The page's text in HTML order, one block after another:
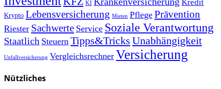
KI Kredit
Krypto Lebensversicherung Mieten Pflege Prävention
Riester Sachwerte Service Soziale Verantwortung
Staatlich Steuern Tipps&Tricks Unabhängigkeit
Unfallversicherung Vergleichsrechner Versicherung
Nützliches